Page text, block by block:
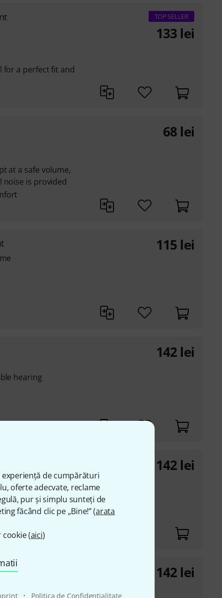
de cumpărături
oferte adecvate, reclame
pur și simplu sunteți de
făcând clic pe „Bine!” (arata
(aici)
· Politica de Confidenţialitate
for a perfect fit and
TOP SELLER
133 lei
at a safe volume,
is provided
68 lei
115 lei
hearing
142 lei
142 lei
142 lei